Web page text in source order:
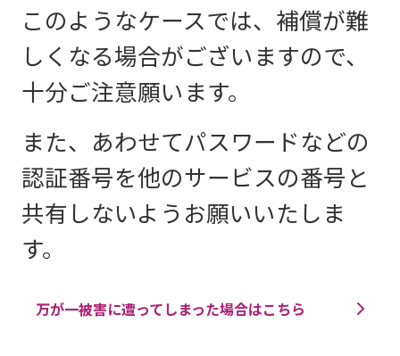
このようなケースでは、補償が難
しくなる場合がございますので、
十分ご注意願います。
また、あわせてパスワードなどの
認証番号を他のサービスの番号と
共有しないようお願いいたしま
す。
万が一被害に遭ってしまった場合はこちら